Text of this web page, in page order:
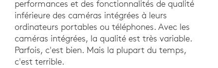
performances et des fonctionnalités de qualité
inférieure des caméras intégrées à leurs
ordinateurs portables ou téléphones. Avec les
caméras intégrées, la qualité est très variable.
Parfois, c'est bien. Mais la plupart du temps,
c'est terrible.